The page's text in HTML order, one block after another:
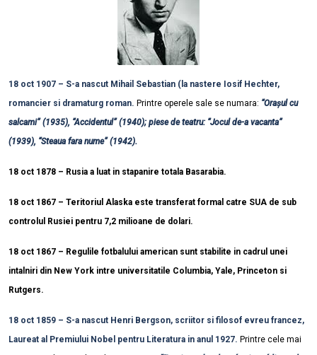
18 oct 1907 – S-a nascut Mihail Sebastian (la nastere Iosif Hechter,
romancier si dramaturg roman. Printre operele sale se numara: “Orașul cu
salcami” (1935), “Accidentul” (1940); piese de teatru: “Jocul de-a vacanta”
(1939), “Steaua fara nume” (1942).
18 oct 1878 – Rusia a luat in stapanire totala Basarabia.
18 oct 1867 – Teritoriul Alaska este transferat formal catre SUA de sub
controlul Rusiei pentru 7,2 milioane de dolari.
18 oct 1867 – Regulile fotbalului american sunt stabilite in cadrul unei
intalniri din New York intre universitatile Columbia, Yale, Princeton si
Rutgers.
18 oct 1859 – S-a nascut Henri Bergson, scriitor si filosof evreu francez,
Laureat al Premiului Nobel pentru Literatura in anul 1927. Printre cele mai